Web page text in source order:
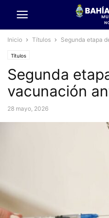
Inicio Títulos Segunda etapa
Títulos
Segunda
vacunación
28 mayo, 2026